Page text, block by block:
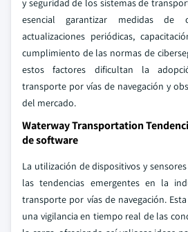
y seguridad de los sistemas de
esencial garantizar medidas de
actualizaciones periódicas,
cumplimiento de las normas de
estos factores dificultan la
transporte por vías de navegación y
del mercado.
Waterway Transportation
de software
La utilización de dispositivos y
las tendencias emergentes en la
transporte por vías de navegación.
una vigilancia en tiempo real de las